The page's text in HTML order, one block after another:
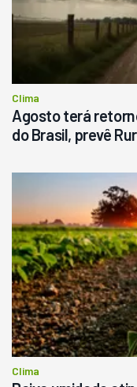
Clima
Agosto terá
do Brasil, prevê
Clima